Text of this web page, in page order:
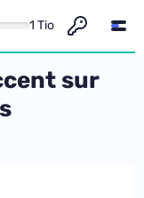
1 Tio
sur